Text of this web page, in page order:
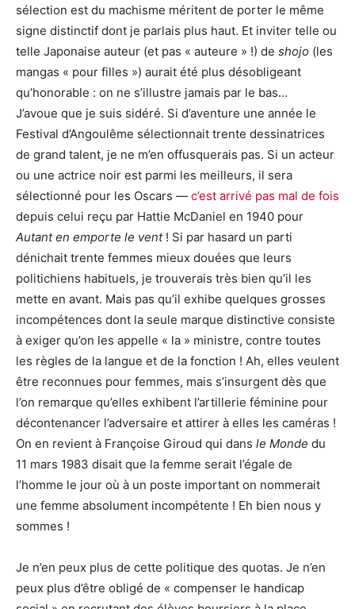
sélection est du machisme méritent de porter le même
signe distinctif dont je parlais plus haut. Et inviter telle ou
telle Japonaise auteur (et pas « auteure » !) de shojo (les
mangas « pour filles ») aurait été plus désobligeant
qu’honorable : on ne s’illustre jamais par le bas…
J’avoue que je suis sidéré. Si d’aventure une année le
Festival d’Angoulême sélectionnait trente dessinatrices
de grand talent, je ne m’en offusquerais pas. Si un acteur
ou une actrice noir est parmi les meilleurs, il sera
sélectionné pour les Oscars — c’est arrivé pas mal de fois
depuis celui reçu par Hattie McDaniel en 1940 pour
Autant en emporte le vent! Si par hasard un parti
dénichait trente femmes mieux douées que leurs
politichiens habituels, je trouverais très bien qu’il les
mette en avant. Mais pas qu’il exhibe quelques grosses
incompétences dont la seule marque distinctive consiste
à exiger qu’on les appelle « la » ministre, contre toutes
les règles de la langue et de la fonction ! Ah, elles veulent
être reconnues pour femmes, mais s’insurgent dès que
l’on remarque qu’elles exhibent l’artillerie féminine pour
décontenancer l’adversaire et attirer à elles les caméras !
On en revient à Françoise Giroud qui dans le Monde du
11 mars 1983 disait que la femme serait l’égale de
l’homme le jour où à un poste important on nommerait
une femme absolument incompétente ! Eh bien nous y
sommes !
Je n’en peux plus de cette politique des quotas. Je n’en
peux plus d’être obligé de « compenser le handicap